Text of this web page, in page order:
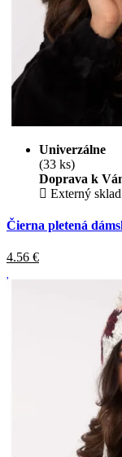
Univerzálne
(33 ks)
Doprava k
Externý
Čierna pletená
4.56 €